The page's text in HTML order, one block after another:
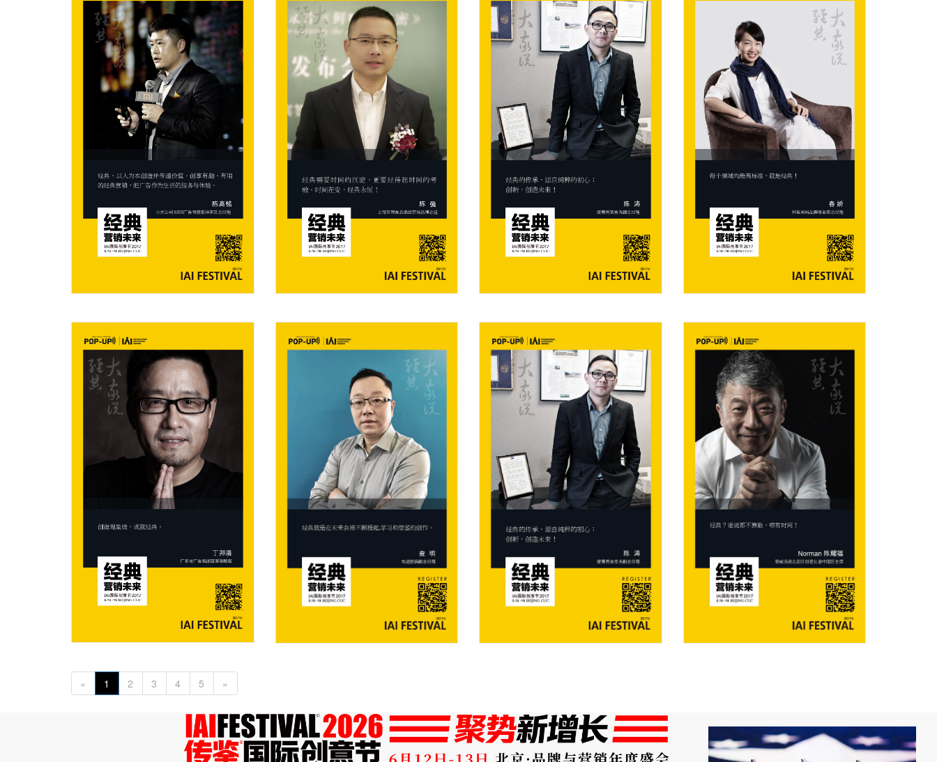
« 1 2 3 4 5 »